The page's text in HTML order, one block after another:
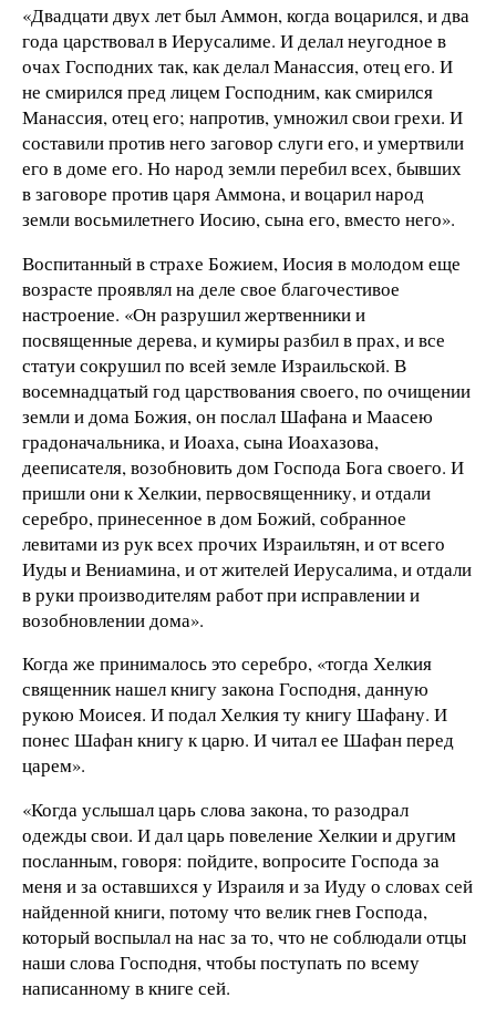
«Двадцати двух лет был Аммон, когда воцарился, и два
года царствовал в Иерусалиме. И делал неугодное в
очах Господних так, как делал Манассия, отец его. И
не смирился пред лицем Господним, как смирился
Манассия, отец его; напротив, умножил свои грехи. И
составили против него заговор слуги его, и умертвили
его в доме его. Но народ земли перебил всех, бывших
в заговоре против царя Аммона, и воцарил народ
земли восьмилетнего Иосию, сына его, вместо него».
Воспитанный в страхе Божием, Иосия в молодом еще
возрасте проявлял на деле свое благочестивое
настроение. «Он разрушил жертвенники и
посвященные дерева, и кумиры разбил в прах, и все
статуи сокрушил по всей земле Израильской. В
восемнадцатый год царствования своего, по очищении
земли и дома Божия, он послал Шафана и Маасею
градоначальника, и Иоаха, сына Иоахазова,
дееписателя, возобновить дом Господа Бога своего. И
пришли они к Хелкии, первосвященнику, и отдали
серебро, принесенное в дом Божий, собранное
левитами из рук всех прочих Израильтян, и от всего
Иуды и Вениамина, и от жителей Иерусалима, и отдали
в руки производителям работ при исправлении и
возобновлении дома».
Когда же принималось это серебро, «тогда Хелкия
священник нашел книгу закона Господня, данную
рукою Моисея. И подал Хелкия ту книгу Шафану. И
понес Шафан книгу к царю. И читал ее Шафан перед
царем».
«Когда услышал царь слова закона, то разодрал
одежды свои. И дал царь повеление Хелкии и другим
посланным, говоря: пойдите, вопросите Господа за
меня и за оставшихся у Израиля и за Иуду о словах сей
найденной книги, потому что велик гнев Господа,
который воспылал на нас за то, что не соблюдали отцы
наши слова Господня, чтобы поступать по всему
написанному в книге сей.